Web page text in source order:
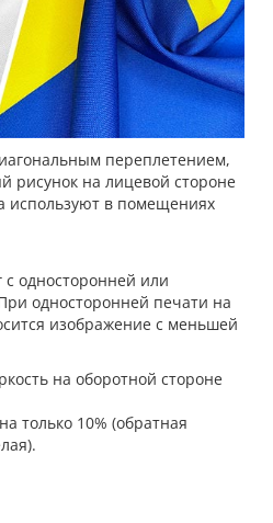
переплетением,
рисунок на лицевой стороне
используют в помещениях
с односторонней или
односторонней печати на
изображение с меньшей
на оборотной стороне
только 10% (обратная